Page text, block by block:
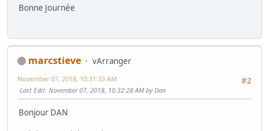
Bonne Journée
marcstieve
vArranger
#2
November 07, 2018, 10:31:33 AM
Last Edit: November 07, 2018, 10:32:28 AM by Dan
Bonjour DAN